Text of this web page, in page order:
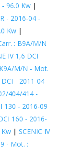
- 96.0 Kw|
- 2016-04 -
Kw|
: B9A/M/N
IV 1,6 DCI
M/N - Mot.
- 2011-04 -
404/414 -
130 - 2016-09
160 - 2016-
| SCENIC IV
- Mot. :